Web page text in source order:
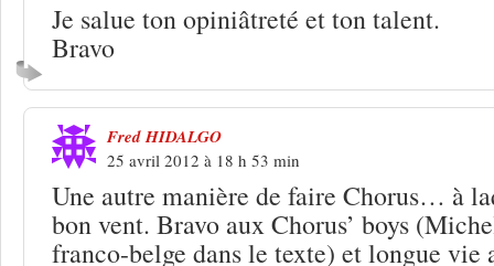
Je salue ton opiniâtreté et ton talent.
Bravo
Fred HIDALGO
25 avril 2012 à 18 h 53 min
Une autre manière de faire Chorus… à
bon vent. Bravo aux Chorus’ boys
franco-belge dans le texte) et longue vie